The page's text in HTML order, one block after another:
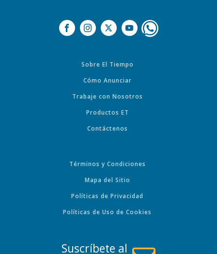
Sobre El Tiempo
Cómo Anunciar
Trabaje con Nosotros
Productos ET
Contáctenos
Términos y Condiciones
Mapa del Sitio
Políticas de Privacidad
Políticas de Uso de Cookies
Suscríbete al